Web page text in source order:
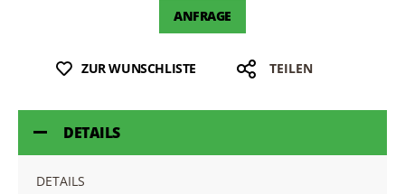
ANFRAGE
ZUR WUNSCHLISTE TEILEN
DETAILS
DETAILS